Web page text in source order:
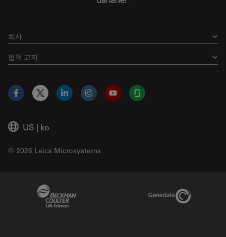
회사
법적 고지
US | ko
© 2026 Leica Microsystems
Facebook
X LinkedInInstagramYouTubeGlassdoor
Genedata Link